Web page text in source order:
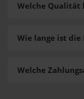
Welche
Welche Qualität
Wie lange ist die